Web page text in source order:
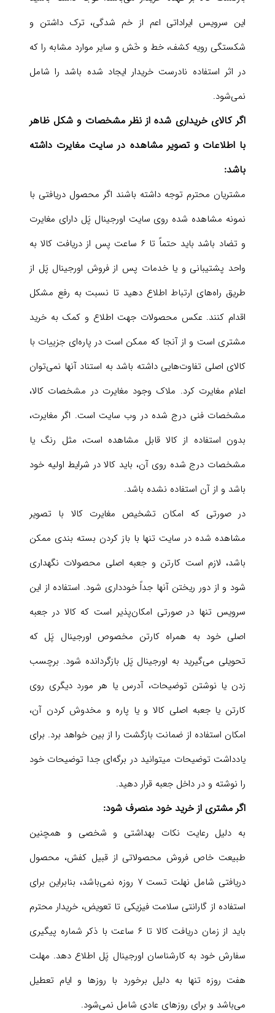
این سرویس ایراداتی اعم از خم شدگی، ترک داشتن و
شکستگی رویه کشف، خط و خَش و سایر موارد مشابه را که
در اثر استفاده نادرست خریدار ایجاد شده باشد را شامل
نمی‌شود.
اگر کالای خریداری شده از نظر مشخصات و شکل ظاهر
با اطلاعات و تصویر مشاهده در سایت مغایرت داشته
باشد:
مشتریان محترم توجه داشته باشند اگر محصول دریافتی با
نمونه مشاهده شده روی سایت اورجینال پَل دارای مغایرت
و تضاد باشد باید حتماً تا ۶ ساعت پس از دریافت کالا به
واحد پشتیبانی و یا خدمات پس از فروش اورجینال پَل از
طریق راه‌های ارتباط اطلاع دهید تا نسبت به رفع مشکل
اقدام کنند. عکس محصولات جهت اطلاع و کمک به خرید
مشتری است و از آنجا که ممکن است در پاره‌ای جزییات با
کالای اصلی تفاوت‌هایی داشته باشد به استناد آنها نمی‌توان
اعلام مغایرت کرد. ملاک وجود مغایرت در مشخصات کالا،
مشخصات فنی درج شده در وب سایت است. اگر مغایرت،
بدون استفاده از کالا قابل مشاهده است، مثل رنگ یا
مشخصات درج شده روی آن، باید کالا در شرایط اولیه خود
باشد و از آن استفاده نشده باشد.
در صورتی که امکان تشخیص مغایرت کالا با تصویر
مشاهده شده در سایت تنها با باز کردن بسته بندی ممکن
باشد، لازم است کارتن و جعبه اصلی محصولات نگهداری
شود و از دور ریختن آنها جداً خودداری شود. استفاده از این
سرویس تنها در صورتی امکان‌پذیر است که کالا در جعبه
اصلی خود به همراه کارتن مخصوص اورجینال پَل که
تحویلی می‌گیرید به اورجینال پَل بازگردانده شود. برچسب
زدن یا نوشتن توضیحات، آدرس یا هر مورد دیگری روی
کارتن یا جعبه اصلی کالا و یا پاره و مخدوش کردن آن،
امکان استفاده از ضمانت بازگشت را از بین خواهد برد. برای
یادداشت توضیحات میتوانید در برگه‌ای جدا توضیحات خود
را نوشته و در داخل جعبه قرار دهید.
اگر مشتری از خرید خود منصرف شود:
به دلیل رعایت نکات بهداشتی و شخصی و همچنین
طبیعت خاص فروش محصولاتی از قبیل کفش، محصول
دریافتی شامل نهلت تست ۷ روزه نمی‌باشد، بنابراین برای
استفاده از گارانتی سلامت فیزیکی تا تعویض، خریدار محترم
باید از زمان دریافت کالا تا ۶ ساعت با ذکر شماره پیگیری
سفارش خود به کارشناسان اورجینال پَل اطلاع دهد. مهلت
هفت روزه تنها به دلیل برخورد با روزها و ایام تعطیل
می‌باشد و برای روزهای عادی شامل نمی‌شود.